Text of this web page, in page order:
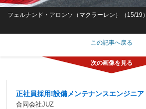
フェルナンド・アロンソ（マクラーレン）（15/19）
この記事へ戻る
正社員採用!設備メンテナンスエンジニア
合同会社JUZ